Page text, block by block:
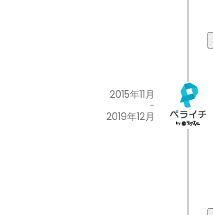
2015年11月
-
2019年12月